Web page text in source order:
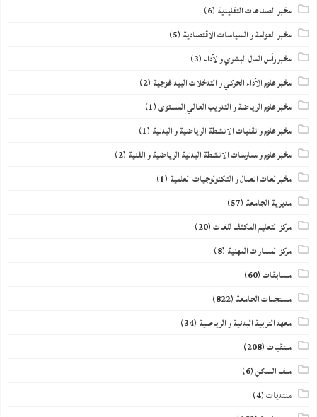
مخبر الصناعات التقليدية (6)
مخبر العولمة و السياسات الاقتصادية (5)
مخبر رأس المال البشري والأداء(3)
مخبر علوم الأداء الحركي و التدخلات البيداغوجية (2)
مخبر علوم الرياضة و التدريب العالي المستوى(1)
مخبر علوم و تقنيات الانشطة الرياضية و البدنية (1)
مخبر علوم و ممارسات الانشطة البدنية الرياضية و الفنية (2)
مخبر لغات اتصال و التكنولوجيات العلمية (1)
مديرية الجامعة (57)
مركز التعليم المكثف للغات(20)
مركز المسارات المهنية (8)
مسابقات(60)
مستجدات الجامعة (822)
معهد التربية البدنية و الرياضية (34)
ملتقيات(208)
ملف السكن(6)
منتديات(4)